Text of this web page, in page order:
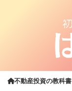
不動産投資の教科書